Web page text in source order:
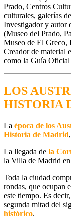
Prado, Centros
culturales, galerías
Investigador y autor
(Museo del Prado,
Museo de El Greco,
Creador de material
como la Guía Oficial
LOS
HISTORIA
La época de los
Historia de Madrid
La llegada de la
la Villa de Madrid
Toda la ciudad
rondas, que ocupan
este tiempo. Es
segunda mitad del
histórico.